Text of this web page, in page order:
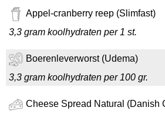
Appel-cranberry reep (Slimfast)
3,3 gram koolhydraten per 1 st.
Boerenleverworst (Udema)
3,3 gram koolhydraten per 100 gr.
Cheese Spread Natural (Danish